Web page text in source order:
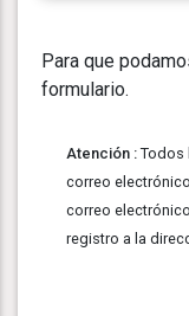
Para que
formulario.
Atención : Todos
correo
correo
registro a la